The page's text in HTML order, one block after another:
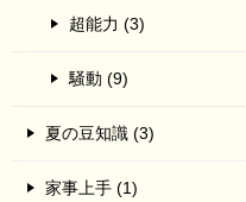
超能力 (3)
騒動 (9)
夏の豆知識 (3)
家事上手 (1)